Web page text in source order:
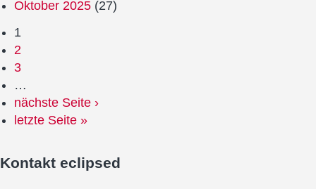
Oktober 2025 (27)
1
2
3
…
nächste Seite ›
letzte Seite »
Kontakt eclipsed